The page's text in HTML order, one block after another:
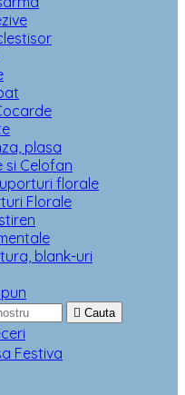
plasa
si Celofan
florale
Florale
blank-uri
 Cauta
Festiva